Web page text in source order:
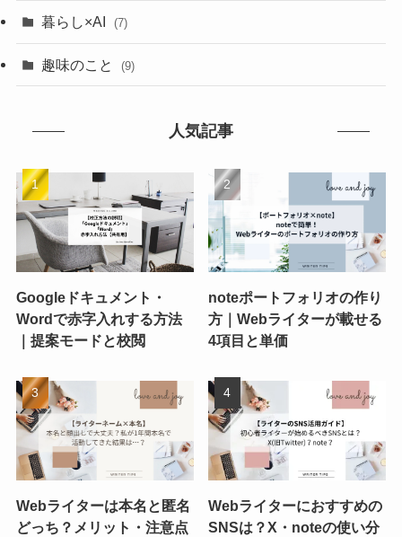
暮らし×AI (7)
趣味のこと (9)
人気記事
Googleドキュメント・
Wordで赤字入れする方法
｜提案モードと校閲
noteポートフォリオの作り
方｜Webライターが載せる
4項目と単価
Webライターは本名と匿名
どっち？メリット・注意点
Webライターにおすすめの
SNSは？X・noteの使い分